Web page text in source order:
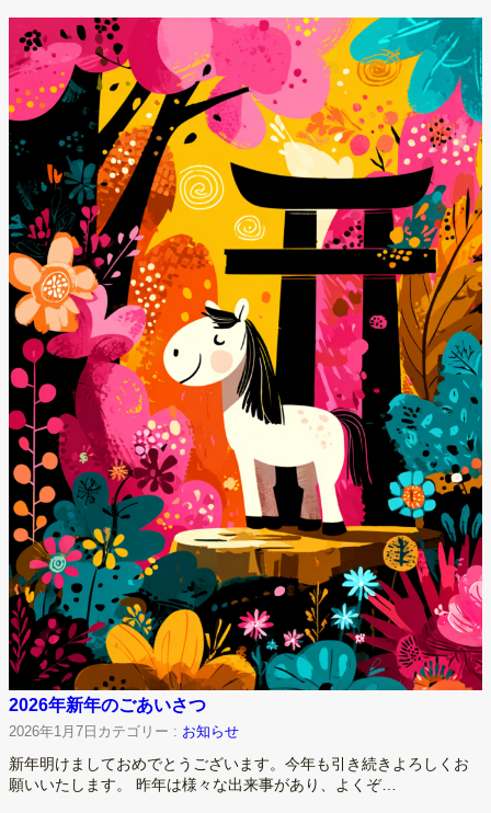
2026年新年のごあいさつ
2026年1月7日 カテゴリー : お知らせ
新年明けましておめでとうございます。今年も引き続きよろしくお
願いいたします。 昨年は様々な出来事があり、よくぞ…